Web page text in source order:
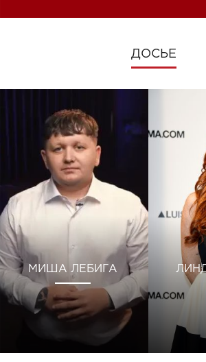
ДОСЬЕ
МИША ЛЕБИГА